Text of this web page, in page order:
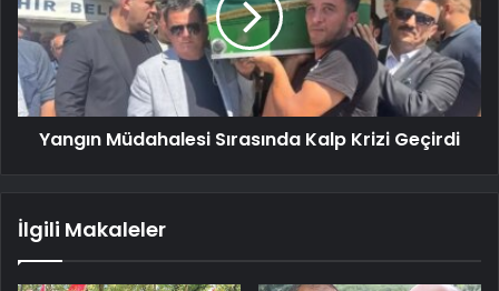
Yangın Müdahalesi Sırasında Kalp Krizi Geçirdi
İlgili Makaleler